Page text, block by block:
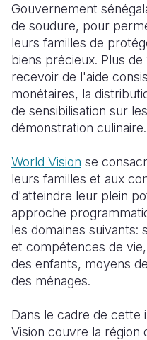
Gouvernement
de soudure, pour
leurs familles de
biens précieux. Plus
recevoir de l'aide
monétaires, la
de sensibilisation sur
démonstration culinaire.
World Vision se
leurs familles et aux
d'atteindre leur plein
approche
les domaines suivants:
et compétences de
des enfants, moyens
des ménages.
Dans le cadre de cette
Vision couvre la région